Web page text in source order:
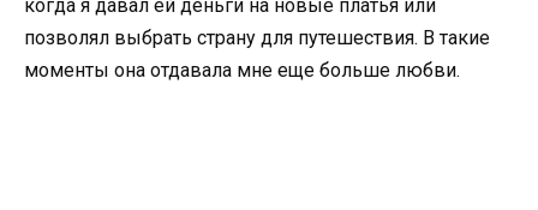
когда я давал ей деньги на новые платья или
позволял выбрать страну для путешествия. В такие
моменты она отдавала мне еще больше любви.